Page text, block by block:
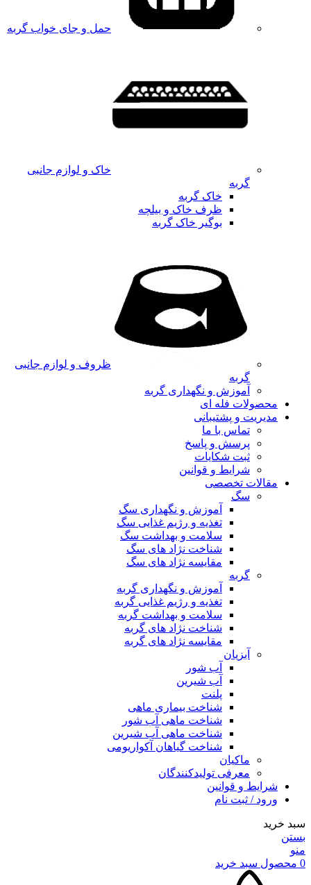
حمل و جای خواب گربه
خاک و لوازم جانبی
گربه
خاک گربه
ظرف خاک و بیلچه
بوگیر خاک گربه
ظروف و لوازم جانبی
گربه
آموزش و نگهداری گربه
محصولات فله ای
مدیریت و پشتیبانی
تماس با ما
پرسش و پاسخ
ثبت شکایات
شرایط و قوانین
مقالات تخصصی
سگ
آموزش و نگهداری سگ
تغذیه و رژیم غذایی سگ
سلامت و بهداشت سگ
شناخت نژاد های سگ
مقایسه نژاد های سگ
گربه
آموزش و نگهداری گربه
تغذیه و رژیم غذایی گربه
سلامت و بهداشت گربه
شناخت نژاد های گربه
مقایسه نژاد های گربه
آبزیان
آب شور
آب شیرین
پلنت
شناخت بیماری ماهی
شناخت ماهی آب شور
شناخت ماهی آب شیرین
شناخت گیاهان آکواریومی
ماکیان
معرفی تولیدکنندگان
شرایط و قوانین
ورود / ثبت نام
سبد خرید
بستن
منو
0 محصول سبد خرید